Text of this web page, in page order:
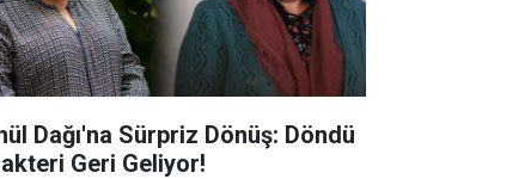
Dağı'na Sürpriz Dönüş: Döndü
Geri Geliyor!